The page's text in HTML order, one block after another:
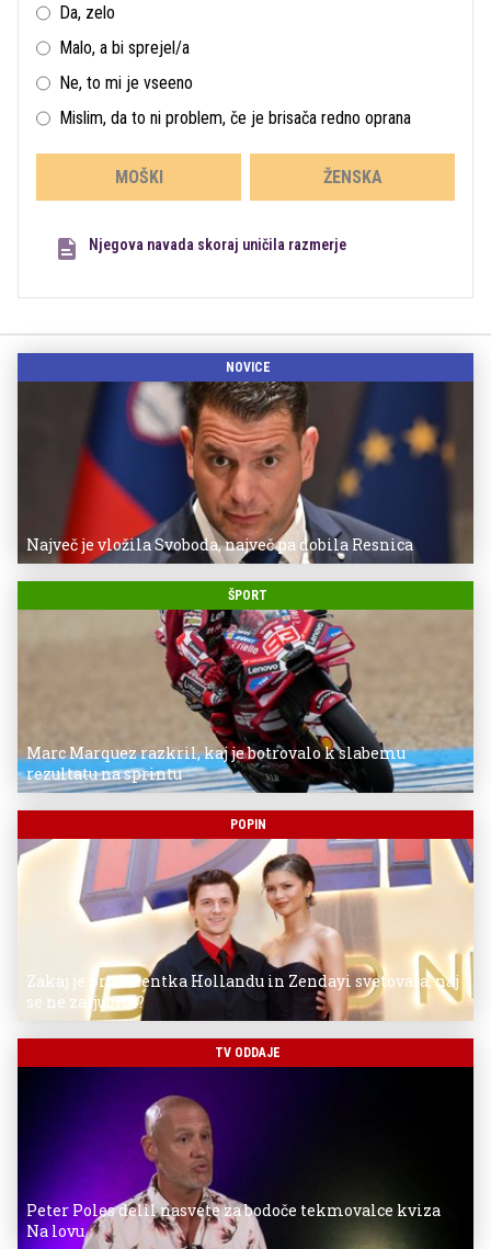
Da, zelo
Malo, a bi sprejel/a
Ne, to mi je vseeno
Mislim, da to ni problem, če je brisača redno oprana
MOŠKI ŽENSKA
Njegova navada skoraj uničila razmerje
NOVICE
Največ je vložila Svoboda, največ pa dobila Resnica
ŠPORT
Marc Marquez razkril, kaj je botrovalo k slabemu
rezultatu na sprintu
POPIN
Zakaj je producentka Hollandu in Zendayi svetovala, naj
se ne zaljubita?
TV ODDAJE
Peter Poles delil nasvete za bodoče tekmovalce kviza
Na lovu